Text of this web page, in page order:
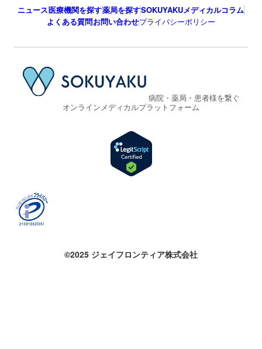
ニュース医療機関を探す薬局を探すSOKUYAKUメディカルコラム
よくある質問お問い合わせプライバシーポリシー
病院・薬局・患者様を繋ぐ
オンラインメディカルプラットフォーム
©2025 ジェイフロンティア株式会社